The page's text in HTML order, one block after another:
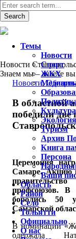
Новости
Знаем мы – знаете
Новости,Область
В областной
победили две
Церемония
Самаре. Акцию
профсоюзов. В
боролись 50
Самарской
В номинации
одержала
Темы
Новости
Спорт
ЖКХ
Культура
Экология
Туризм
Архив
Книга
Персона
Ваши
Область
Район
Село
Тольятти
Официально
О нас